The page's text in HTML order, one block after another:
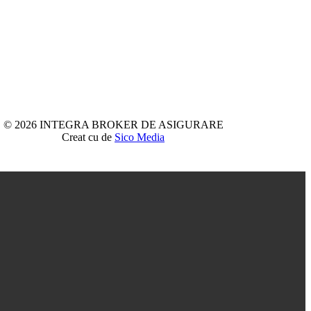
© 2026 INTEGRA BROKER DE ASIGURARE
Creat cu de Sico Media